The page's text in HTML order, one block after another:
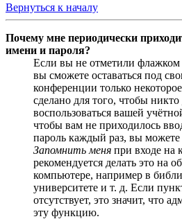
Вернуться к началу
Почему мне периодически
имени и пароля?
Если вы не отметили флажком
вы сможете оставаться под
конференции только
сделано для того, чтобы
воспользоваться вашей
чтобы вам не приходилось
пароль каждый раз, вы
Запомнить меня при входе на
рекомендуется делать это на
компьютере, например в
университете и т. д. Если
отсутствует, это значит, что
эту функцию.